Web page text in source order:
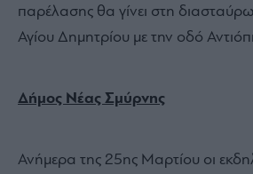
παρέλασης θα γίνει στη
Αγίου Δημητρίου με την οδό
Δήμος Νέας Σμύρνης
Ανήμερα της 25ης Μαρτίου οι